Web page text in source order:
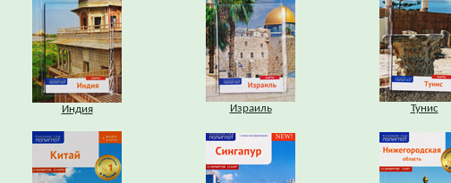
Индия Израиль Тунис